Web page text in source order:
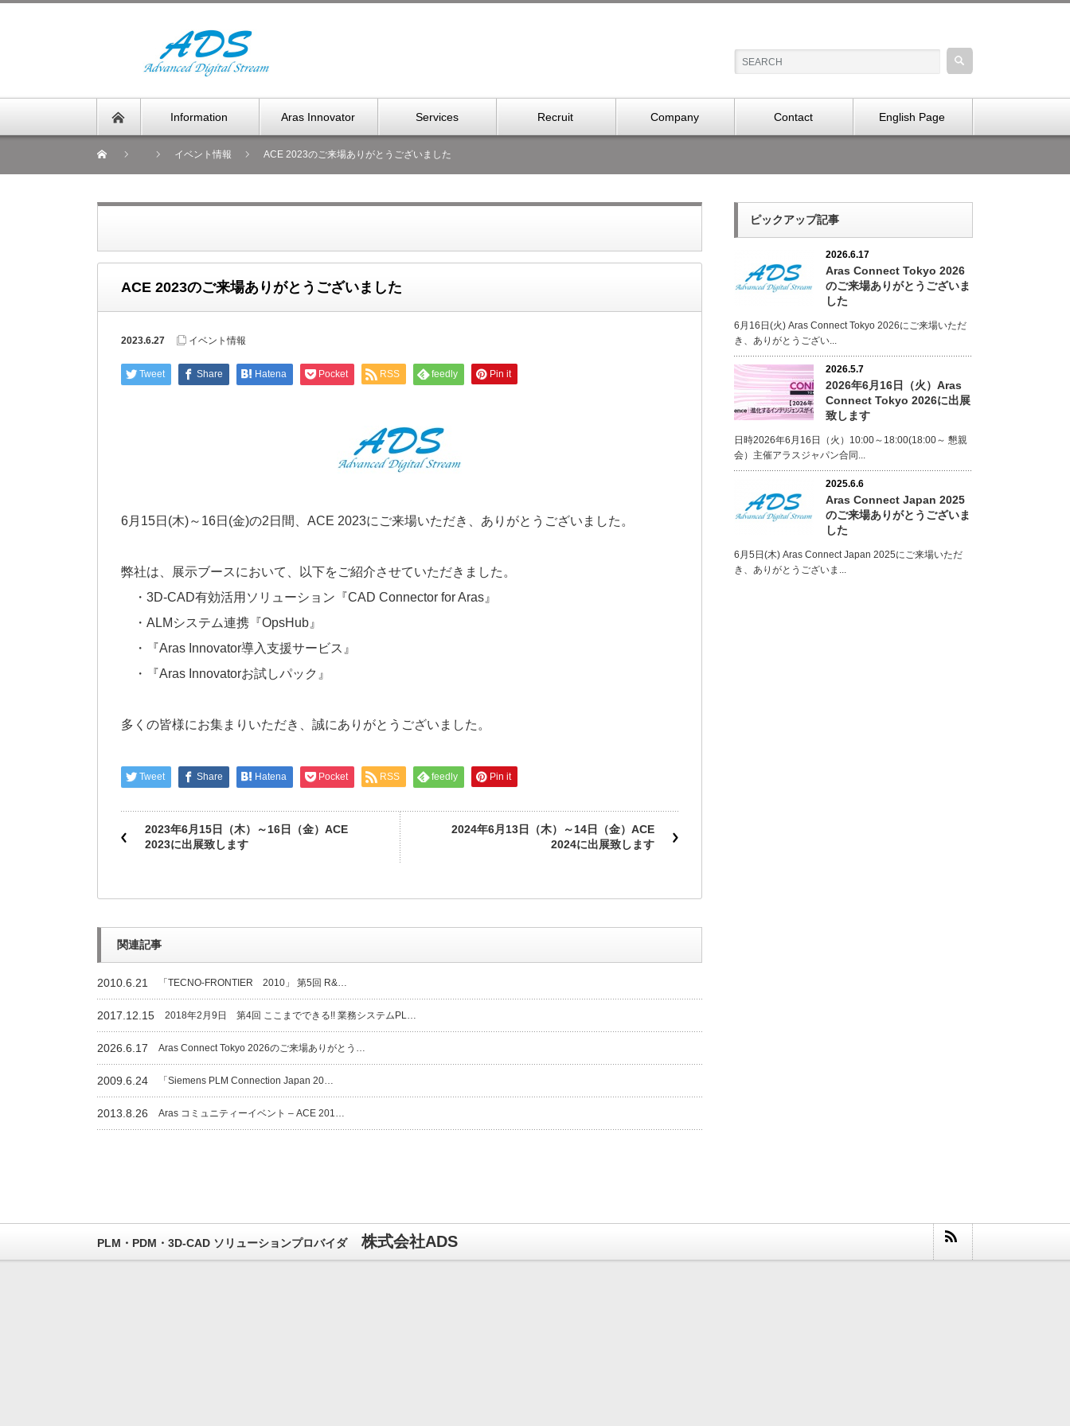
Information Aras Innovator Services Recruit Company Contact English Page
イベント情報 ACE 2023のご来場ありがとうございました
ACE 2023のご来場ありがとうございました
2023.6.27 イベント情報
Tweet Share Hatena Pocket RSS feedly Pin it
6月15日(木)～16日(金)の2日間、ACE 2023にご来場いただき、ありがとうございました。
弊社は、展示ブースにおいて、以下をご紹介させていただきました。
・3D-CAD有効活用ソリューション『CAD Connector for Aras』
・ALMシステム連携『OpsHub』
・『Aras Innovator導入支援サービス』
・『Aras Innovatorお試しパック』
多くの皆様にお集まりいただき、誠にありがとうございました。
Tweet Share Hatena Pocket RSS feedly Pin it
2023年6月15日（木）～16日（金）ACE
2023に出展致します
2024年6月13日（木）～14日（金）ACE
2024に出展致します
関連記事
2010.6.21 「TECNO-FRONTIER 2010」 第5回 R&…
2017.12.15 2018年2月9日 第4回 ここまでできる!! 業務システムPL…
2026.6.17 Aras Connect Tokyo 2026のご来場ありがとう…
2009.6.24 「Siemens PLM Connection Japan 20…
2013.8.26 Aras コミュニティーイベント – ACE 201…
ピックアップ記事
2026.6.17
Aras Connect Tokyo 2026
のご来場ありがとうございま
した
6月16日(火) Aras Connect Tokyo 2026にご来場いただ
き、ありがとうござい...
2026.5.7
2026年6月16日（火）Aras
Connect Tokyo 2026に出展
致します
日時2026年6月16日（火）10:00～18:00(18:00～ 懇親
会）主催アラスジャパン合同...
2025.6.6
Aras Connect Japan 2025
のご来場ありがとうございま
した
6月5日(木) Aras Connect Japan 2025にご来場いただ
き、ありがとうございま...
PLM・PDM・3D-CAD ソリューションプロバイダ 株式会社ADS